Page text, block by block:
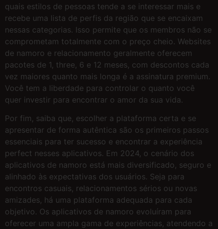
quais estilos de pessoas tende a se interessar mais e
recebe uma lista de perfis da região que se encaixam
nessas categorias. Isso permite que os membros não se
comprometam totalmente com o preço cheio. Websites
de namoro e relacionamento geralmente oferecem
pacotes de 1, three, 6 e 12 meses, com descontos cada
vez maiores quanto mais longa é a assinatura premium.
Você tem a liberdade para controlar o quanto você
quer investir para encontrar o amor da sua vida.
Por fim, saiba que, escolher a plataforma certa e se
apresentar de forma autêntica são os primeiros passos
essenciais para ter sucesso e encontrar a experiência
perfect nesses aplicativos. Em 2024, o cenário dos
aplicativos de namoro está mais diversificado, seguro e
alinhado às expectativas dos usuários. Seja para
encontros casuais, relacionamentos sérios ou novas
amizades, há uma plataforma adequada para cada
objetivo. Os aplicativos de namoro evoluíram para
oferecer uma ampla gama de experiências, atendendo a